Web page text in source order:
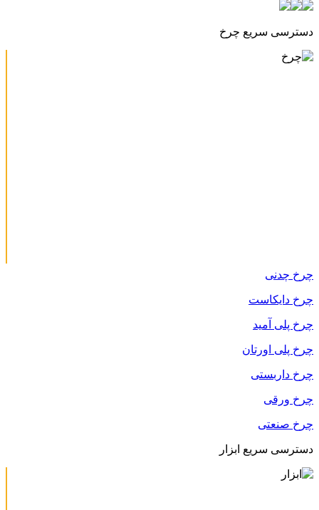
دسترسی سریع چرخ
چرخ چدنی
چرخ دایکاست
چرخ پلی آمید
چرخ پلی اورتان
چرخ داربستی
چرخ ورقی
چرخ صنعتی
دسترسی سریع ابزار